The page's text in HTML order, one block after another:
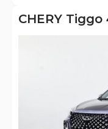
CHERY Tiggo